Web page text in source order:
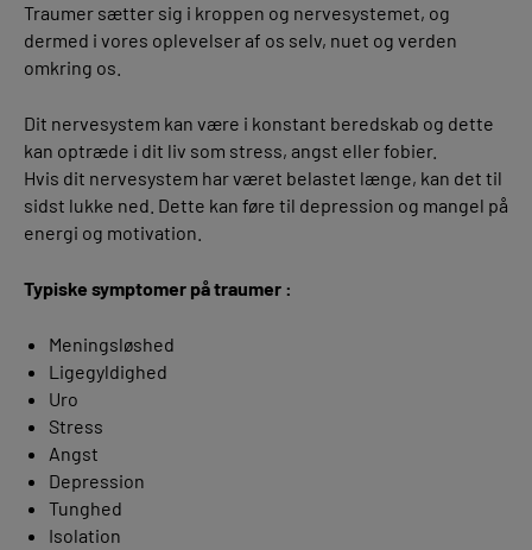
Traumer sætter sig i kroppen og nervesystemet, og
dermed i vores oplevelser af os selv, nuet og verden
omkring os.
Dit nervesystem kan være i konstant beredskab og dette
kan optræde i dit liv som stress, angst eller fobier.
Hvis dit nervesystem har været belastet længe, kan det til
sidst lukke ned. Dette kan føre til depression og mangel på
energi og motivation.
Typiske symptomer på traumer :
Meningsløshed
Ligegyldighed
Uro
Stress
Angst
Depression
Tunghed
Isolation